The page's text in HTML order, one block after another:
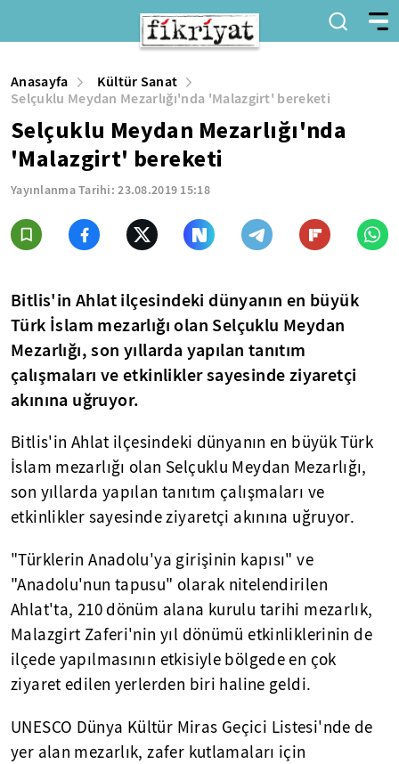
Anasayfa
Kültür Sanat
Selçuklu Meydan Mezarlığı'nda 'Malazgirt' bereketi
Selçuklu Meydan Mezarlığı'nda
'Malazgirt' bereketi
Yayınlanma Tarihi:23.08.2019 15:18
Bitlis'in Ahlat ilçesindeki dünyanın en büyük
Türk İslam mezarlığı olan Selçuklu Meydan
Mezarlığı, son yıllarda yapılan tanıtım
çalışmaları ve etkinlikler sayesinde ziyaretçi
akınına uğruyor.
Bitlis'in Ahlat ilçesindeki dünyanın en büyük Türk
İslam mezarlığı olan Selçuklu Meydan Mezarlığı,
son yıllarda yapılan tanıtım çalışmaları ve
etkinlikler sayesinde ziyaretçi akınına uğruyor.
"Türklerin Anadolu'ya girişinin kapısı" ve
"Anadolu'nun tapusu" olarak nitelendirilen
Ahlat'ta, 210 dönüm alana kurulu tarihi mezarlık,
Malazgirt Zaferi'nin yıl dönümü etkinliklerinin de
ilçede yapılmasının etkisiyle bölgede en çok
ziyaret edilen yerlerden biri haline geldi.
UNESCO Dünya Kültür Miras Geçici Listesi'nde de
yer alan mezarlık, zafer kutlamaları için